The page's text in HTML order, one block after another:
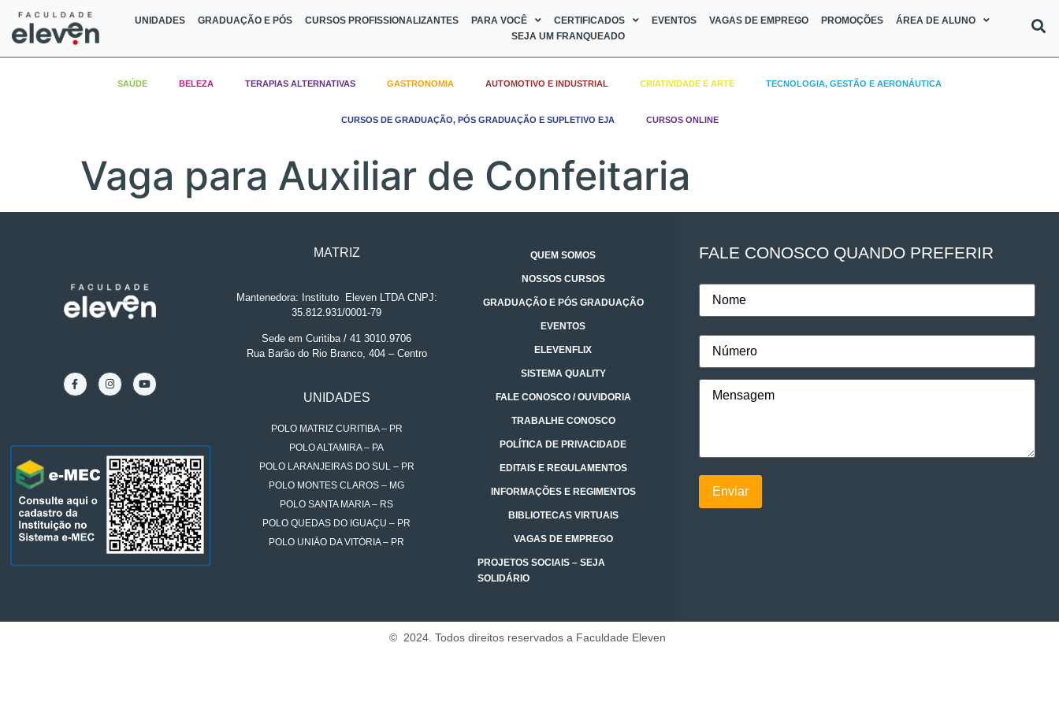
UNIDADES GRADUAÇÃO E PÓS CURSOS PROFISSIONALIZANTES PARA VOCÊ CERTIFICADOS EVENTOS VAGAS DE EMPREGO PROMOÇÕES
ÁREA DE ALUNO
SEJA UM FRANQUEADO
SAÚDE BELEZA TERAPIAS ALTERNATIVAS GASTRONOMIA AUTOMOTIVO E INDUSTRIAL CRIATIVIDADE E ARTE TECNOLOGIA, GESTÃO E AERONÁUTICA
CURSOS DE GRADUAÇÃO, PÓS GRADUAÇÃO E SUPLETIVO EJA CURSOS ONLINE
Vaga para Auxiliar de Confeitaria
MATRIZ
Mantenedora: Instituto.
Eleven LTDA CNPJ:
35.812.931/0001-79
Sede em Curitiba / 41 3010.9706
Rua Barão do Rio Branco, 404 – Centro
UNIDADES
POLO MATRIZ CURITIBA – PR
POLO ALTAMIRA – PA
POLO LARANJEIRAS DO SUL – PR
POLO MONTES CLAROS – MG
POLO SANTA MARIA – RS
POLO QUEDAS DO IGUAÇU – PR
POLO UNIÃO DA VITÓRIA – PR
QUEM SOMOS
NOSSOS CURSOS
GRADUAÇÃO E PÓS GRADUAÇÃO
EVENTOS
ELEVENFLIX
SISTEMA QUALITY
FALE CONOSCO / OUVIDORIA
TRABALHE CONOSCO
POLÍTICA DE PRIVACIDADE
EDITAIS E REGULAMENTOS
INFORMAÇÕES E REGIMENTOS
BIBLIOTECAS VIRTUAIS
VAGAS DE EMPREGO
PROJETOS SOCIAIS – SEJA
SOLIDÁRIO
FALE CONOSCO QUANDO PREFERIR
© 2024. Todos direitos reservados a Faculdade Eleven